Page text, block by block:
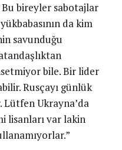
Bu bireyler sabotajlar
da kim
savunduğu
bile. Bir lider
Rusçayı günlük
Lütfen Ukrayna’da
lisanları var lakin